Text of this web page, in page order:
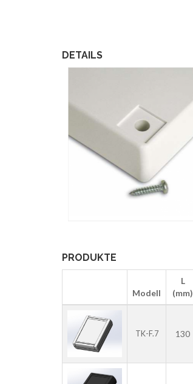
DETAILS
PRODUKTE
Modell
L
(mm)
TK-F.7 130